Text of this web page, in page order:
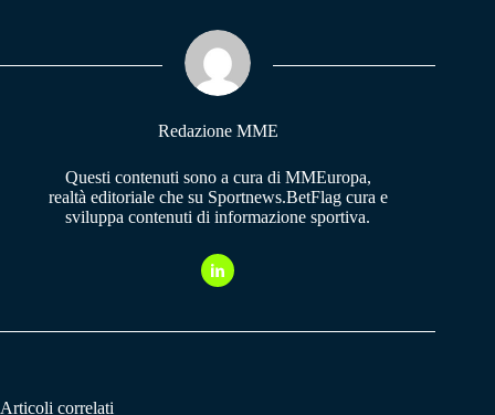
pp m
Redazione MME
Questi contenuti sono a cura di MMEuropa,
realtà editoriale che su Sportnews.BetFlag cura e
sviluppa contenuti di informazione sportiva.
Articoli correlati